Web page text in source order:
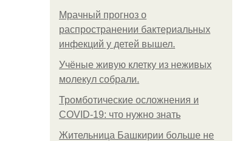
Мрачный прогноз о
распространении бактериальных
инфекций у детей вышел.
Учёные живую клетку из неживых
молекул собрали.
Тромботические осложнения и
COVID-19: что нужно знать
Жительница Башкирии больше не